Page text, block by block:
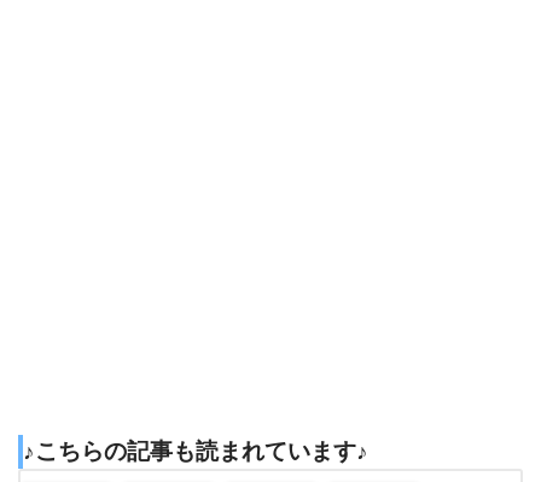
♪こちらの記事も読まれています♪